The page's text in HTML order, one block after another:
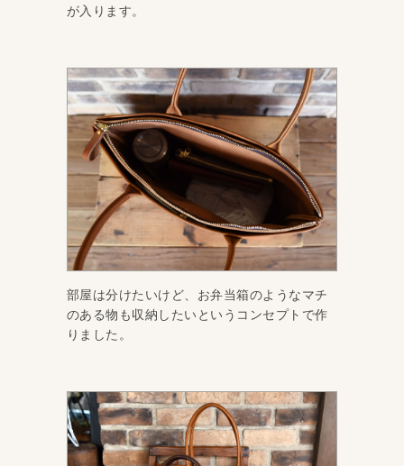
が入ります。
部屋は分けたいけど、お弁当箱のようなマチ
のある物も収納したいというコンセプトで作
りました。